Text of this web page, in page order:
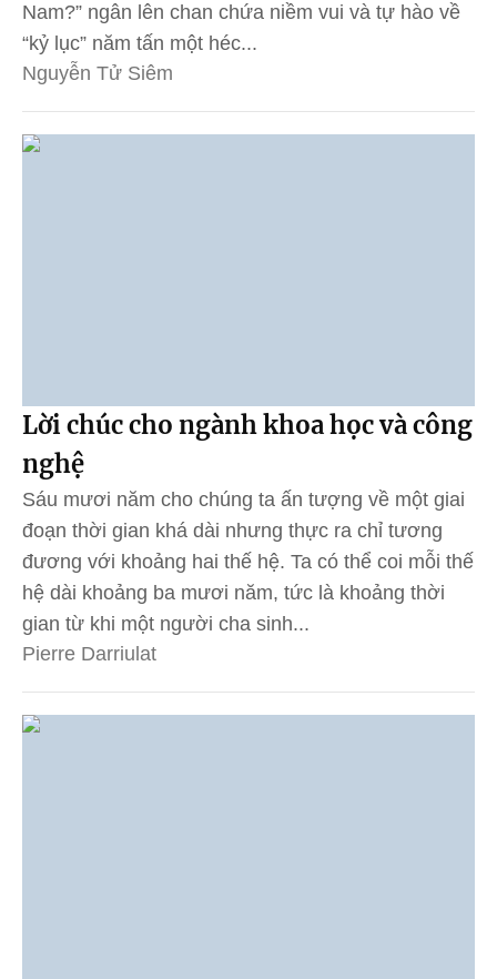
Nam?” ngân lên chan chứa niềm vui và tự hào về
“kỷ lục” năm tấn một héc...
Nguyễn Tử Siêm
Lời chúc cho ngành khoa học và công
nghệ
Sáu mươi năm cho chúng ta ấn tượng về một giai
đoạn thời gian khá dài nhưng thực ra chỉ tương
đương với khoảng hai thế hệ. Ta có thể coi mỗi thế
hệ dài khoảng ba mươi năm, tức là khoảng thời
gian từ khi một người cha sinh...
Pierre Darriulat